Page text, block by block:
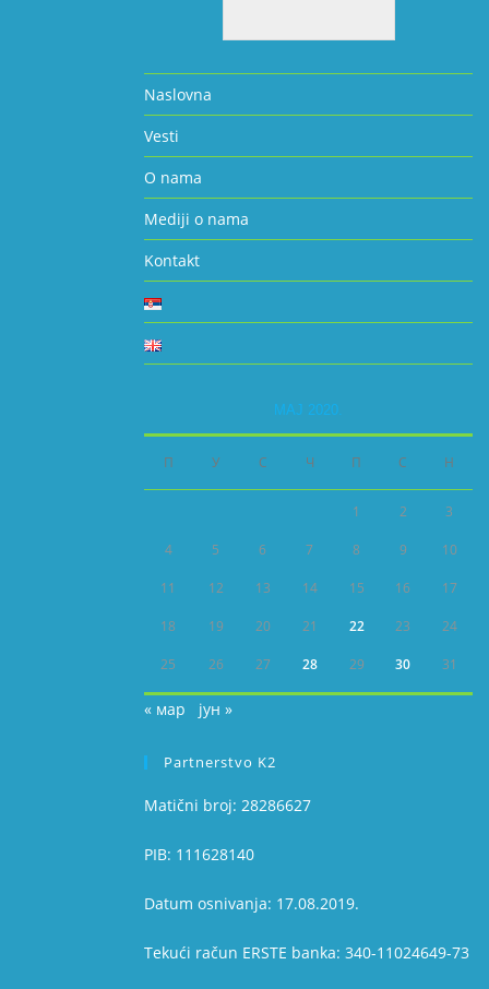
Naslovna
Vesti
O nama
Mediji o nama
Kontakt
МАЈ 2020.
П У С Ч П С Н
1 2 3
4 5 6 7 8 9 10
11 12 13 14 15 16 17
18 19 20 21 22 23 24
25 26 27 28 29 30 31
« мар јун »
Partnerstvo K2
Matični broj: 28286627
PIB: 111628140
Datum osnivanja: 17.08.2019.
Tekući račun ERSTE banka: 340-11024649-73